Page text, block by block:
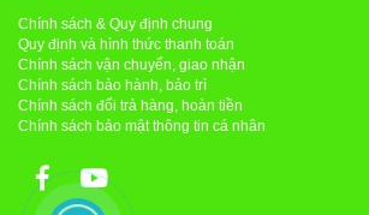
Chính sách & Quy định chung
Quy định và hình thức thanh toán
Chính sách vận chuyển, giao nhận
Chính sách bảo hành, bảo trì
Chính sách đổi trả hàng, hoàn tiền
Chính sách bảo mật thông tin cá nhân